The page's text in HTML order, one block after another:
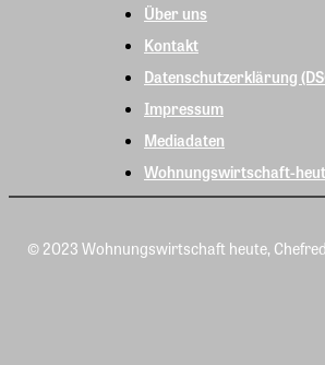
Über uns
Kontakt
Datenschutzerklärung
Impressum
Mediadaten
Wohnungswirtschaft-
© 2023 Wohnungswirtschaft heute,